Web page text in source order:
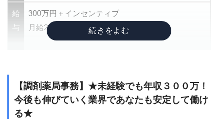
時
間
給
与
300万円＋インセンティブ
月給25万円〜
務
時
【調剤薬局事務】★未経験でも年収３００万！
今後も伸びていく業界であなたも安定して働け
る★